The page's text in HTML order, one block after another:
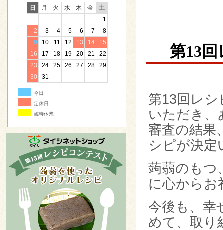
日
月 火 水 木 金
土
1
2
3 4 5 6 7
8
9
10 11 12 13 14
15
16
17 18 19 20 21
22
23
24 25 26 27 28
29
30
31
今日
定休日
臨時休業
第13
第13回レシ
いただき、
審査の結果
シピが決定
蒟蒻のもつ
に心からお
今後も、幸
めて、取り